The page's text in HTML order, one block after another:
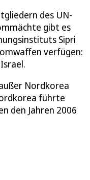
des UN-
gibt es
Sipri
verfügen:
Nordkorea
führte
den Jahren 2006